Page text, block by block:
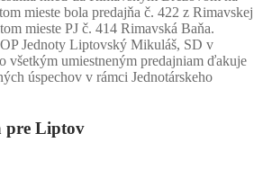
mieste bola predajňa č. 422 z Rimavskej
mieste PJ č. 414 Rimavská Baňa.
Jednoty Liptovský Mikuláš, SD v
všetkým umiestneným predajniam ďakuje
úspechov v rámci Jednotárskeho
pre Liptov